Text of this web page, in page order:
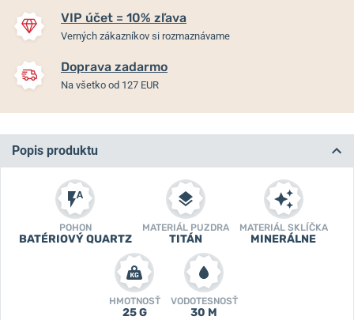
VIP účet = 10% zľava
Verných zákazníkov si rozmaznávame
Doprava zadarmo
Na všetko od 127 EUR
Popis produktu
POHON
BATÉRIOVÝ QUARTZ
MATERIÁL PUZDRA
TITÁN
MATERIÁL SKLÍČKA
MINERÁLNE
HMOTNOSŤ
25 G
VODOTESNOSŤ
30 M